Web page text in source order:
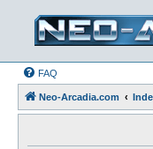
FAQ
Neo-Arcadia.com